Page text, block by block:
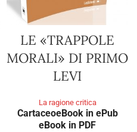
LE «TRAPPOLE
MORALI» DI PRIMO
LEVI
La ragione critica
CartaceoeBook in ePub
eBook in PDF